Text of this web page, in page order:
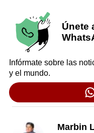
Únete
Infórmate sobre las
y el mundo.
Marbin